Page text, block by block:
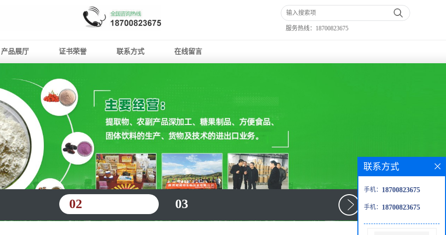
服务热线： 18700823675
产品展厅 证书荣誉 联系方式 在线留言
02 03
联系方式
手机： 18700823675
手机： 18700823675